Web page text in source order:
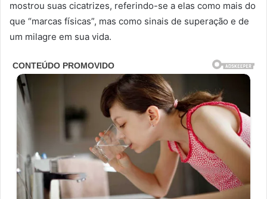
mostrou suas cicatrizes, referindo-se a elas como mais do
que “marcas físicas”, mas como sinais de superação e de
um milagre em sua vida.